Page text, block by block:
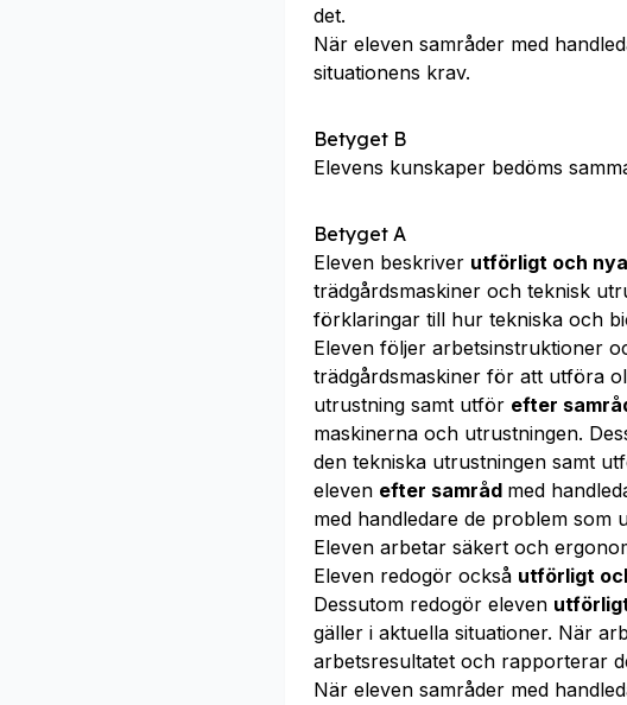
det.
När eleven samråder med
situationens krav.
Betyget B
Elevens kunskaper bedöms
Betyget A
Eleven beskriver utförligt och
trädgårdsmaskiner och teknisk
förklaringar till hur tekniska och
Eleven följer arbetsinstruktioner
trädgårdsmaskiner för att utföra
utrustning samt utför efter
maskinerna och utrustningen.
den tekniska utrustningen samt
eleven efter samråd med
med handledare de problem som
Eleven arbetar säkert och
Eleven redogör också utförligt
Dessutom redogör eleven
gäller i aktuella situationer. När
arbetsresultatet och rapporterar
När eleven samråder med